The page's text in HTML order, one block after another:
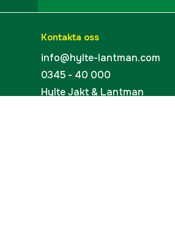
Kontakta oss
info@hylte-lantman.com
0345 - 40 000
Hylte Jakt & Lantman